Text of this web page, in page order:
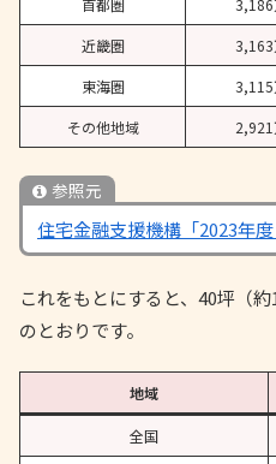
首都圏 3,186
近畿圏
3,163
東海圏
3,115
その他地域
参照元
住宅金融支援機構「2023年
これをもとにすると、40坪（
のとおりです。
地域
全国